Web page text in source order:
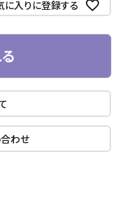
に入りに登録する
わせ